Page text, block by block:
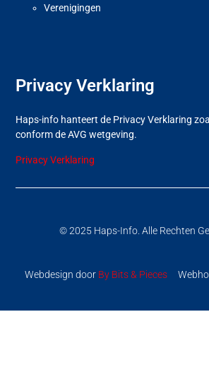
Verenigingen
Privacy Verklaring
Haps-info hanteert de Privacy Verklaring
conform de AVG wetgeving.
Privacy Verklaring
© 2025 Haps-Info. Alle Rechten
Webdesign door By Bits & Pieces